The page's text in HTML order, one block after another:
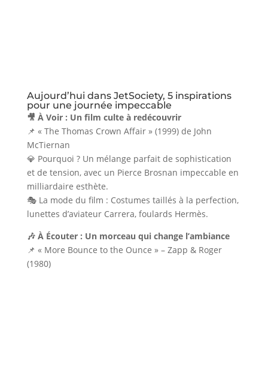
Aujourd’hui dans JetSociety, 5 inspirations
pour une journée impeccable
🎥 À Voir : Un film culte à redécouvrir
📌 « The Thomas Crown Affair » (1999) de John
McTiernan
💎 Pourquoi ? Un mélange parfait de sophistication
et de tension, avec un Pierce Brosnan impeccable en
milliardaire esthète.
🎭 La mode du film : Costumes taillés à la perfection,
lunettes d’aviateur Carrera, foulards Hermès.
🎶 À Écouter : Un morceau qui change l’ambiance
📌 « More Bounce to the Ounce » – Zapp & Roger
(1980)